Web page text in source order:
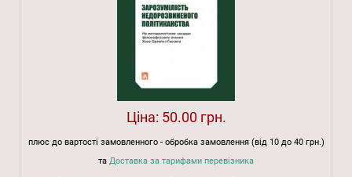
Ціна: 50.00 грн.
плюс до вартості замовленного - обробка замовлення (від 10 до 40 грн.)
та Доставка за тарифами перевізника